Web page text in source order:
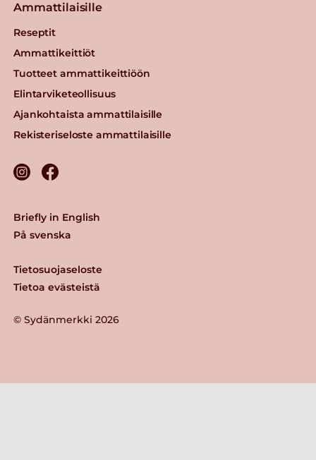
Ammattilaisille
Reseptit
Ammattikeittiöt
Tuotteet ammattikeittiöön
Elintarviketeollisuus
Ajankohtaista ammattilaisille
Rekisteriseloste ammattilaisille
© Sydänmerkki 2026
Tietosuojaseloste
Tietoa evästeistä
Briefly in English
På svenska